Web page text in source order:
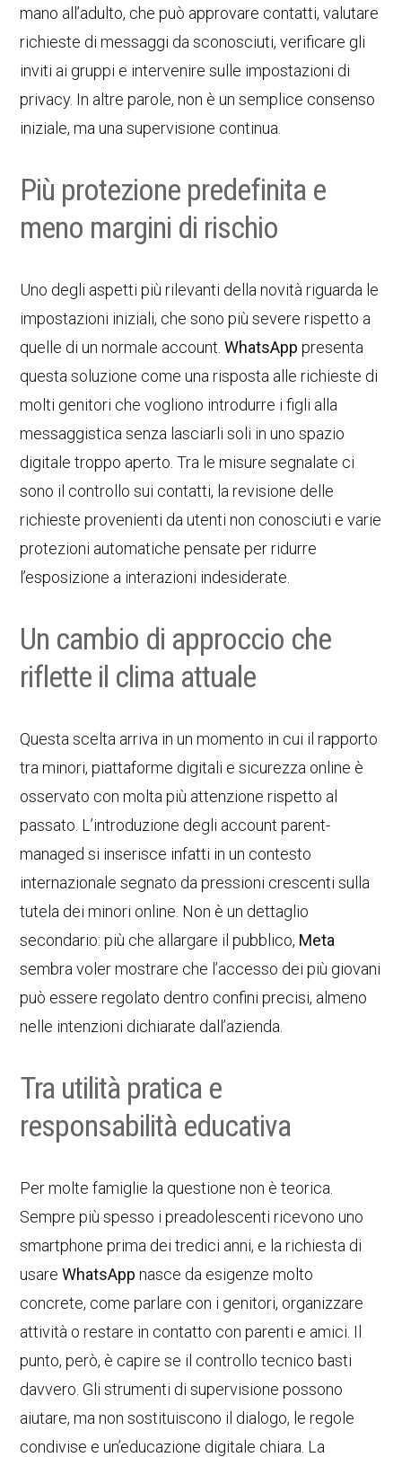
mano all’adulto, che può approvare contatti, valutare
richieste di messaggi da sconosciuti, verificare gli
inviti ai gruppi e intervenire sulle impostazioni di
privacy. In altre parole, non è un semplice consenso
iniziale, ma una supervisione continua.
Più protezione predefinita e
meno margini di rischio
Uno degli aspetti più rilevanti della novità riguarda le
impostazioni iniziali, che sono più severe rispetto a
quelle di un normale account.WhatsApp presenta
questa soluzione come una risposta alle richieste di
molti genitori che vogliono introdurre i figli alla
messaggistica senza lasciarli soli in uno spazio
digitale troppo aperto. Tra le misure segnalate ci
sono il controllo sui contatti, la revisione delle
richieste provenienti da utenti non conosciuti e varie
protezioni automatiche pensate per ridurre
l’esposizione a interazioni indesiderate.
Un cambio di approccio che
riflette il clima attuale
Questa scelta arriva in un momento in cui il rapporto
tra minori, piattaforme digitali e sicurezza online è
osservato con molta più attenzione rispetto al
passato. L’introduzione degli account parent-
managed si inserisce infatti in un contesto
internazionale segnato da pressioni crescenti sulla
tutela dei minori online. Non è un dettaglio
secondario: più che allargare il pubblico, Meta
sembra voler mostrare che l’accesso dei più giovani
può essere regolato dentro confini precisi, almeno
nelle intenzioni dichiarate dall’azienda.
Tra utilità pratica e
responsabilità educativa
Per molte famiglie la questione non è teorica.
Sempre più spesso i preadolescenti ricevono uno
smartphone prima dei tredici anni, e la richiesta di
usareWhatsApp nasce da esigenze molto
concrete, come parlare con i genitori, organizzare
attività o restare in contatto con parenti e amici. Il
punto, però, è capire se il controllo tecnico basti
davvero. Gli strumenti di supervisione possono
aiutare, ma non sostituiscono il dialogo, le regole
condivise e un’educazione digitale chiara. La